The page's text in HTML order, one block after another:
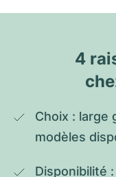
4
Choix : large
modèles
Disponibilité